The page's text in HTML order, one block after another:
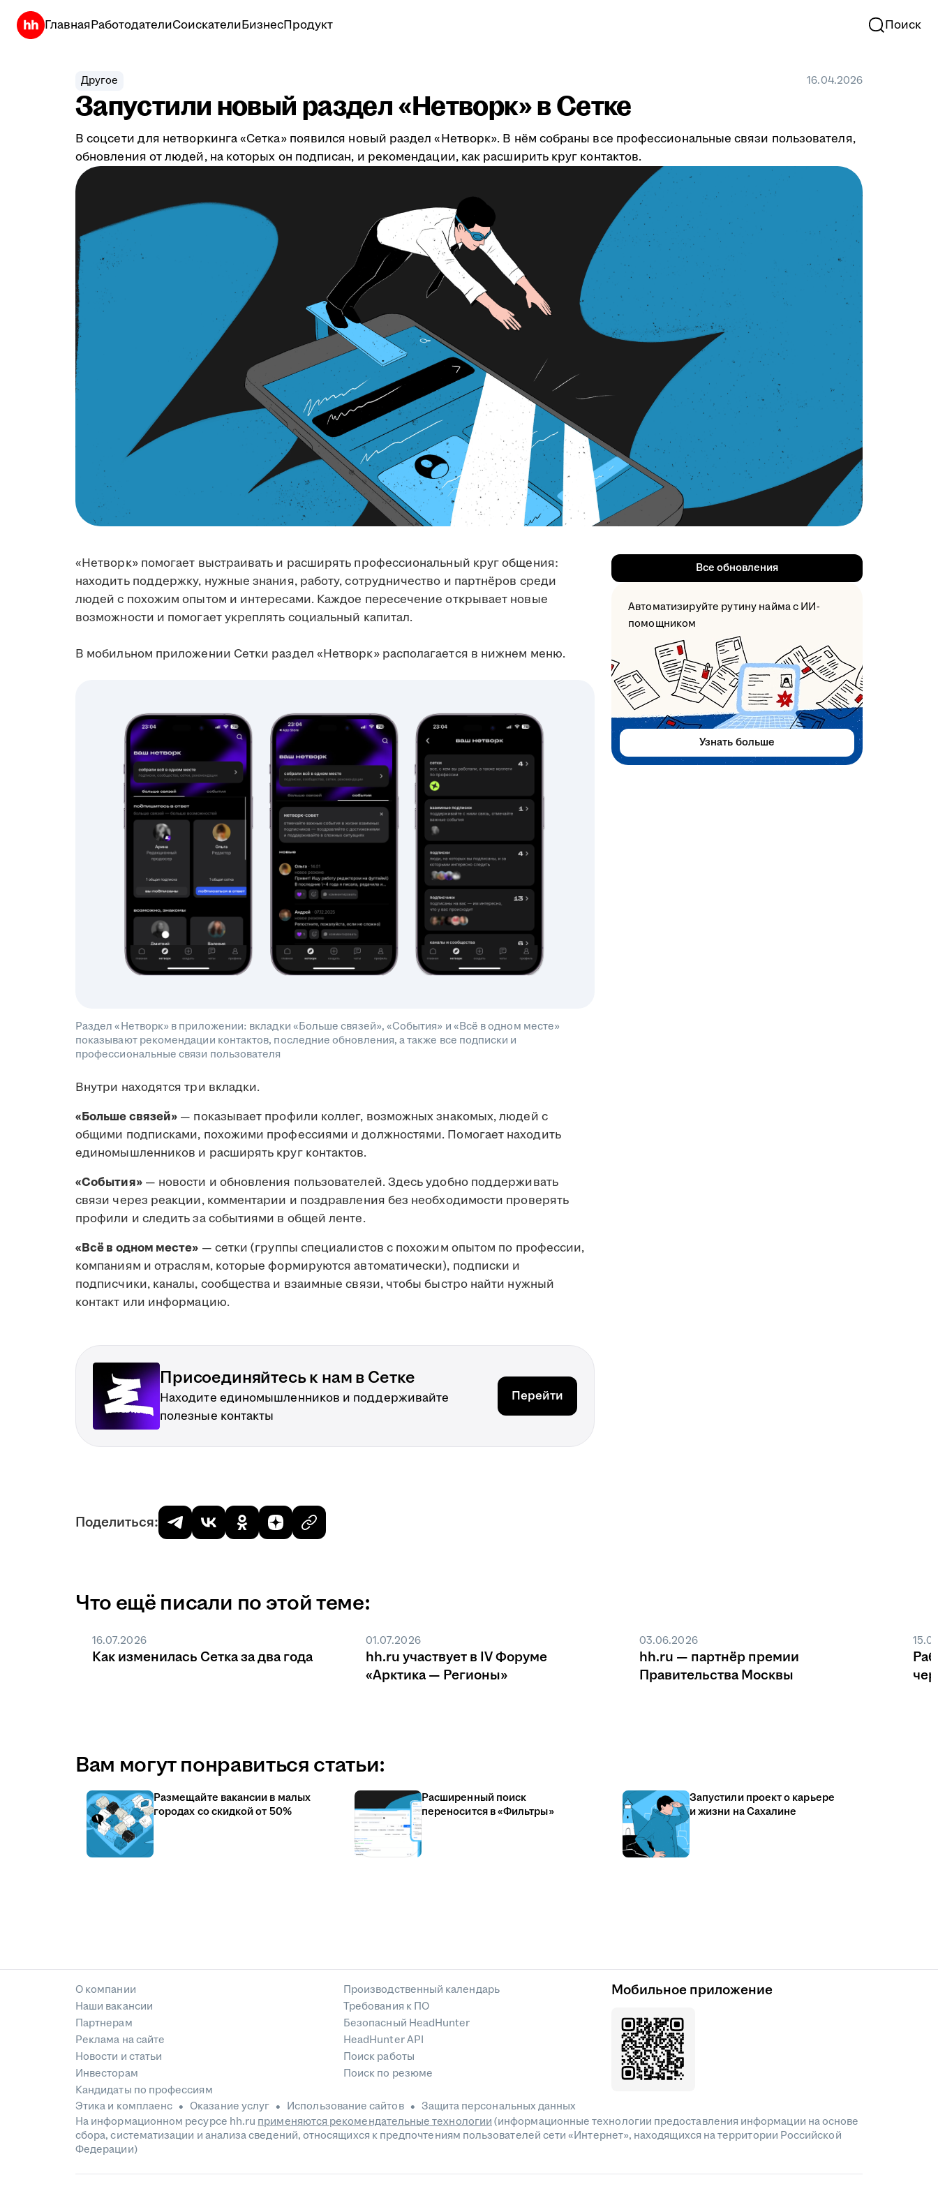
ГлавнаяРаботодателиСоискателиБизнесПродукт Поиск
Другое 16.04.2026
Запустили новый раздел «Нетворк» в Сетке
В соцсети для нетворкинга «Сетка» появился новый раздел «Нетворк». В нём собраны все профессиональные связи пользователя,
обновления от людей, на которых он подписан, и рекомендации, как расширить круг контактов.
«Нетворк» помогает выстраивать и расширять профессиональный круг общения:
находить поддержку, нужные знания, работу, сотрудничество и партнёров среди
людей с похожим опытом и интересами. Каждое пересечение открывает новые
возможности и помогает укреплять социальный капитал.
В мобильном приложении Сетки раздел «Нетворк» располагается в нижнем меню.
Раздел «Нетворк» в приложении: вкладки «Больше связей», «События» и «Всё в одном месте»
показывают рекомендации контактов, последние обновления, а также все подписки и
профессиональные связи пользователя
Внутри находятся три вкладки.
«Больше связей» — показывает профили коллег, возможных знакомых, людей с
общими подписками, похожими профессиями и должностями. Помогает находить
единомышленников и расширять круг контактов.
«События»— новости и обновления пользователей. Здесь удобно поддерживать
связи через реакции, комментарии и поздравления без необходимости проверять
профили и следить за событиями в общей ленте.
«Всё в одном месте» — сетки (группы специалистов с похожим опытом по профессии,
компаниям и отраслям, которые формируются автоматически), подписки и
подписчики, каналы, сообщества и взаимные связи, чтобы быстро найти нужный
контакт или информацию.
Присоединяйтесь к нам в Сетке
Находите единомышленников и поддерживайте
полезные контакты
Перейти
Все обновления
Автоматизируйте рутину найма с ИИ-
помощником
Узнать больше
Поделиться:
Что ещё писали по этой теме:
16.07.2026
Как изменилась Сетка за два года
01.07.2026
hh.ru участвует в IV Форуме
«Арктика — Регионы»
03.06.2026
hh.ru — партнёр премии
Правительства Москвы
Вам могут понравиться статьи:
Размещайте вакансии в малых
городах со скидкой от 50%
Расширенный поиск
переносится в «Фильтры»
Запустили проект о карьере
и жизни на Сахалине
О компании
Наши вакансии
Партнерам
Реклама на сайте
Новости и статьи
Инвесторам
Кандидаты по профессиям
Производственный календарь
Требования к ПО
Безопасный HeadHunter
HeadHunter API
Поиск работы
Поиск по резюме
Мобильное приложение
Этика и комплаенс Оказание услуг Использование сайтов
Защита персональных данных
На информационном ресурсе hh.ru применяются рекомендательные технологии(информационные технологии предоставления информации на основе
сбора, систематизации и анализа сведений, относящихся к предпочтениям пользователей сети «Интернет», находящихся на территории Российской
Федерации)